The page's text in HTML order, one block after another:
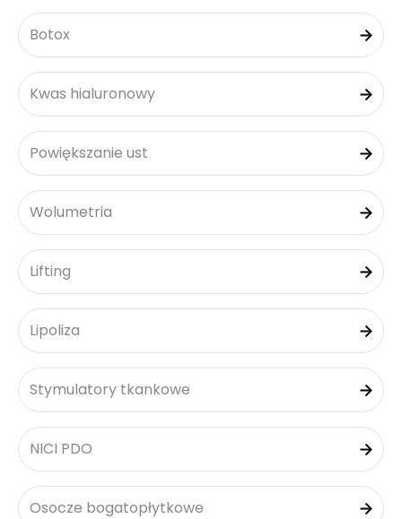
Botox
Kwas hialuronowy
Powiększanie ust
Wolumetria
Lifting
Lipoliza
Stymulatory tkankowe
NICI PDO
Osocze bogatopłytkowe